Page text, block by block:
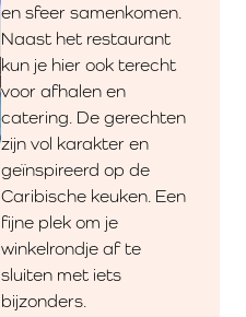
en sfeer samenkomen.
Naast het restaurant
kun je hier ook terecht
voor afhalen en
catering. De gerechten
zijn vol karakter en
geïnspireerd op de
Caribische keuken. Een
fijne plek om je
winkelrondje af te
sluiten met iets
bijzonders.